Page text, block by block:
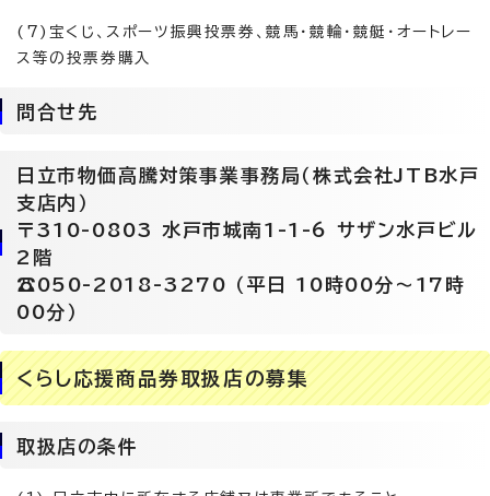
(7)宝くじ、スポーツ振興投票券、競馬・競輪・競艇・オートレー
ス等の投票券購入
問合せ先
日立市物価高騰対策事業事務局（株式会社JTB水戸
支店内）
〒310-0803 水戸市城南1-1-6 サザン水戸ビル
2階
☎050-2018-3270 （平日 10時00分～17時
00分）
くらし応援商品券取扱店の募集
取扱店の条件